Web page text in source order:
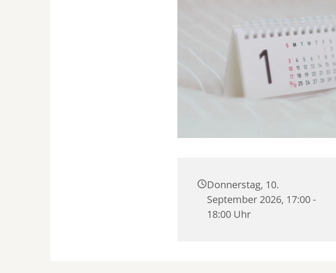
Donnerstag, 10.
September 2026, 17:00 -
18:00 Uhr